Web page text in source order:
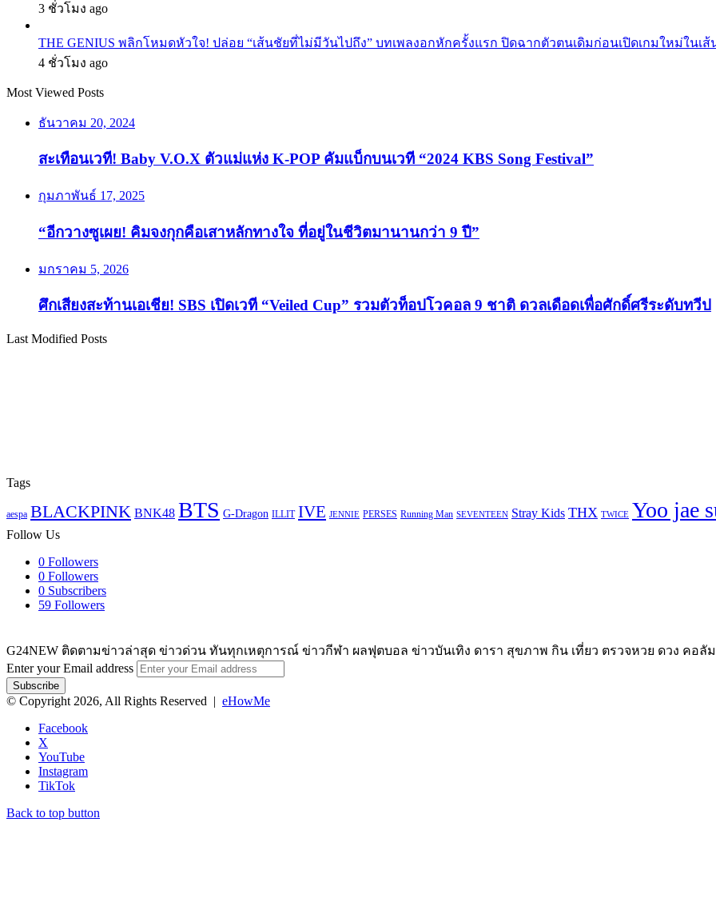
3 ชั่วโมง ago
THE GENIUS พลิกโหมดหัวใจ! ปล่อย “เส้นชัยที่ไม่มีวันไปถึง” บทเพลงอกหักครั้งแรก ปิดฉากตัวตนเดิมก่อนเปิดเกมใหม่ในเ
4 ชั่วโมง ago
Most Viewed Posts
ธันวาคม 20, 2024
สะเทือนเวที! Baby V.O.X ตัวแม่แห่ง K-POP คัมแบ็กบนเวที “2024 KBS Song Festival”
กุมภาพันธ์ 17, 2025
“อีกวางซูเผย! คิมจงกุกคือเสาหลักทางใจ ที่อยู่ในชีวิตมานานกว่า 9 ปี”
มกราคม 5, 2026
ศึกเสียงสะท้านเอเชีย! SBS เปิดเวที “Veiled Cup” รวมตัวท็อปโวคอล 9 ชาติ ดวลเดือดเพื่อศักดิ์ศรีระดับทวีป
Last Modified Posts
Tags
aespa BLACKPINK BNK48 BTS G-Dragon ILLIT IVE JENNIE PERSES Running Man SEVENTEEN Stray Kids THX TWICE Yoo jae
Follow Us
0 Followers
0 Followers
0 Subscribers
59 Followers
G24NEW ติดตามข่าวล่าสุด ข่าวด่วน ทันทุกเหตุการณ์ ข่าวกีฬา ผลฟุตบอล ข่าวบันเทิง ดารา สุขภาพ กิน เที่ยว ตรวจหวย ดวง คอลัม
Enter your Email address
© Copyright 2026, All Rights Reserved | eHowMe
Facebook
X
YouTube
Instagram
TikTok
Back to top button